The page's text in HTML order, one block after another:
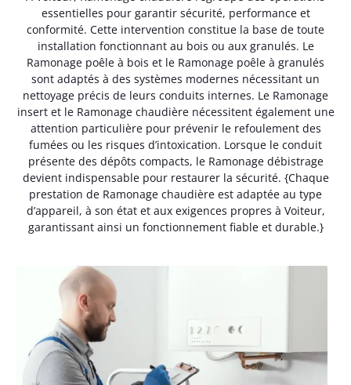
essentielles pour garantir sécurité, performance et
conformité. Cette intervention constitue la base de toute
installation fonctionnant au bois ou aux granulés. Le
Ramonage poêle à bois et le Ramonage poêle à granulés
sont adaptés à des systèmes modernes nécessitant un
nettoyage précis de leurs conduits internes. Le Ramonage
insert et le Ramonage chaudière nécessitent également une
attention particulière pour prévenir le refoulement des
fumées ou les risques d’intoxication. Lorsque le conduit
présente des dépôts compacts, le Ramonage débistrage
devient indispensable pour restaurer la sécurité. {Chaque
prestation de Ramonage chaudière est adaptée au type
d’appareil, à son état et aux exigences propres à Voiteur,
garantissant ainsi un fonctionnement fiable et durable.}